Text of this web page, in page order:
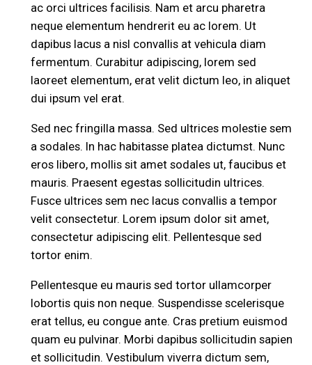
ac orci ultrices facilisis. Nam et arcu pharetra
neque elementum hendrerit eu ac lorem. Ut
dapibus lacus a nisl convallis at vehicula diam
fermentum. Curabitur adipiscing, lorem sed
laoreet elementum, erat velit dictum leo, in aliquet
dui ipsum vel erat.
Sed nec fringilla massa. Sed ultrices molestie sem
a sodales. In hac habitasse platea dictumst. Nunc
eros libero, mollis sit amet sodales ut, faucibus et
mauris. Praesent egestas sollicitudin ultrices.
Fusce ultrices sem nec lacus convallis a tempor
velit consectetur. Lorem ipsum dolor sit amet,
consectetur adipiscing elit. Pellentesque sed
tortor enim.
Pellentesque eu mauris sed tortor ullamcorper
lobortis quis non neque. Suspendisse scelerisque
erat tellus, eu congue ante. Cras pretium euismod
quam eu pulvinar. Morbi dapibus sollicitudin sapien
et sollicitudin. Vestibulum viverra dictum sem,